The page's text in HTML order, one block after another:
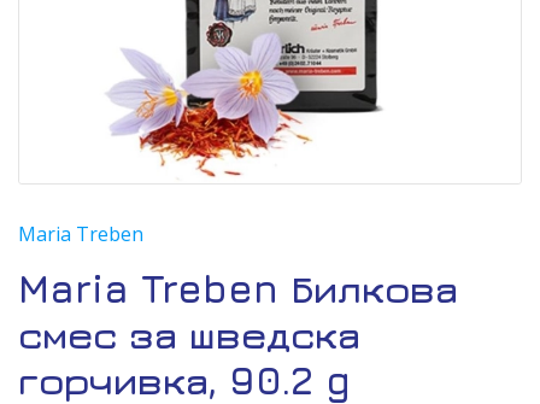
Maria Treben
Maria Treben Билкова
смес за шведска
горчивка, 90.2 g